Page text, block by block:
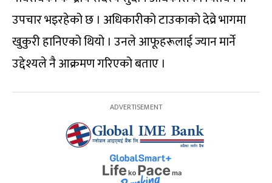
उपचार भइरहेको छ । अधिकारीको टाउकाको देव्रे भागमा
खुकुरी हानिएको थियो । उनले आफूहरूलाई ज्यान मार्ने
उद्देश्यले नै आक्रमण गरिएको बताए ।